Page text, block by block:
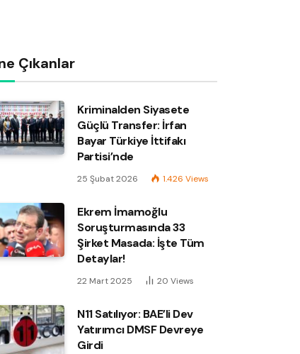
Çıkanlar
Kriminalden Siyasete
Güçlü Transfer: İrfan
Bayar Türkiye İttifakı
Partisi’nde
25 Şubat 2026 1.426 Views
Ekrem İmamoğlu
Soruşturmasında 33
Şirket Masada: İşte Tüm
Detaylar!
22 Mart 2025 20 Views
N11 Satılıyor: BAE’li Dev
Yatırımcı DMSF Devreye
Girdi